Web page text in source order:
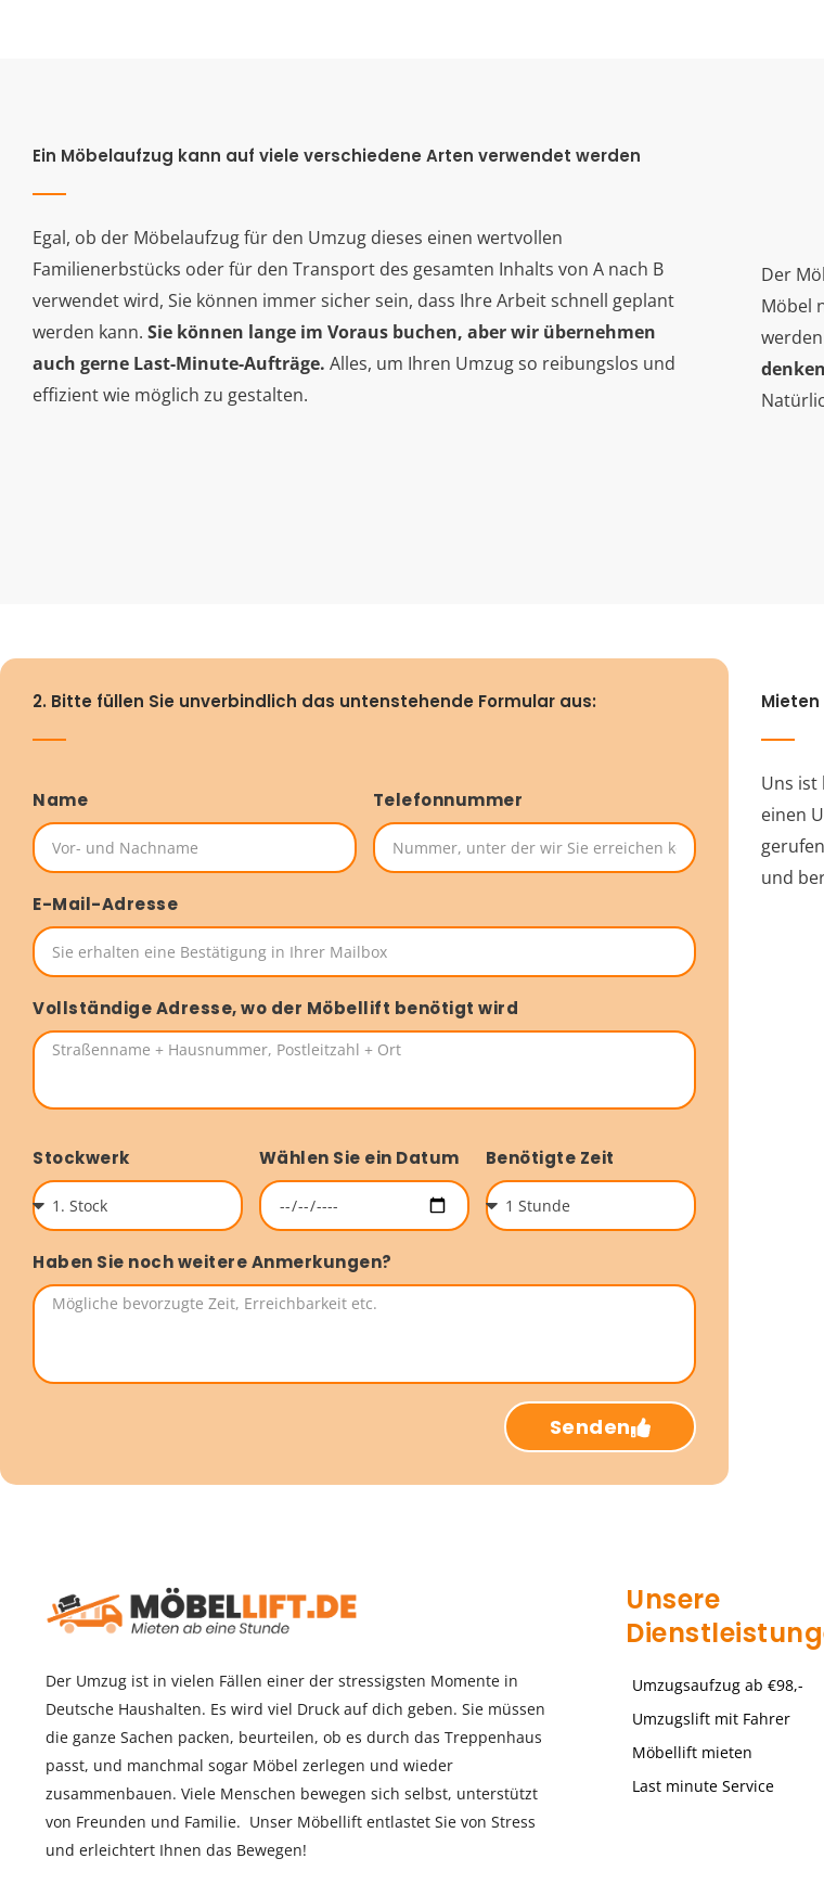
Ein Möbelaufzug kann auf viele verschiedene Arten verwendet werden
Egal, ob der Möbelaufzug für den Umzug dieses einen wertvollen
Familienerbstücks oder für den Transport des gesamten Inhalts von A nach B
verwendet wird, Sie können immer sicher sein, dass Ihre Arbeit schnell geplant
werden kann. Sie können lange im Voraus buchen, aber wir übernehmen
auch gerne Last-Minute-Aufträge. Alles, um Ihren Umzug so reibungslos und
effizient wie möglich zu gestalten.
Der
Möbel
2. Bitte füllen Sie unverbindlich das untenstehende Formular aus:
Name Telefonnummer
E-Mail-Adresse
Vollständige Adresse, wo der Möbellift benötigt wird
Stockwerk Wählen Sie ein Datum Benötigte Zeit
Haben Sie noch weitere Anmerkungen?
Senden
Uns ist
einen
und
Der Umzug ist in vielen Fällen einer der stressigsten Momente in
Deutsche Haushalten. Es wird viel Druck auf dich geben. Sie müssen
die ganze Sachen packen, beurteilen, ob es durch das Treppenhaus
passt, und manchmal sogar Möbel zerlegen und wieder
zusammenbauen. Viele Menschen bewegen sich selbst, unterstützt
von Freunden und Familie. Unser Möbellift entlastet Sie von Stress
und erleichtert Ihnen das Bewegen!
Unsere
Umzugsaufzug ab €98,-
Umzugslift mit Fahrer
Möbellift mieten
Last minute Service